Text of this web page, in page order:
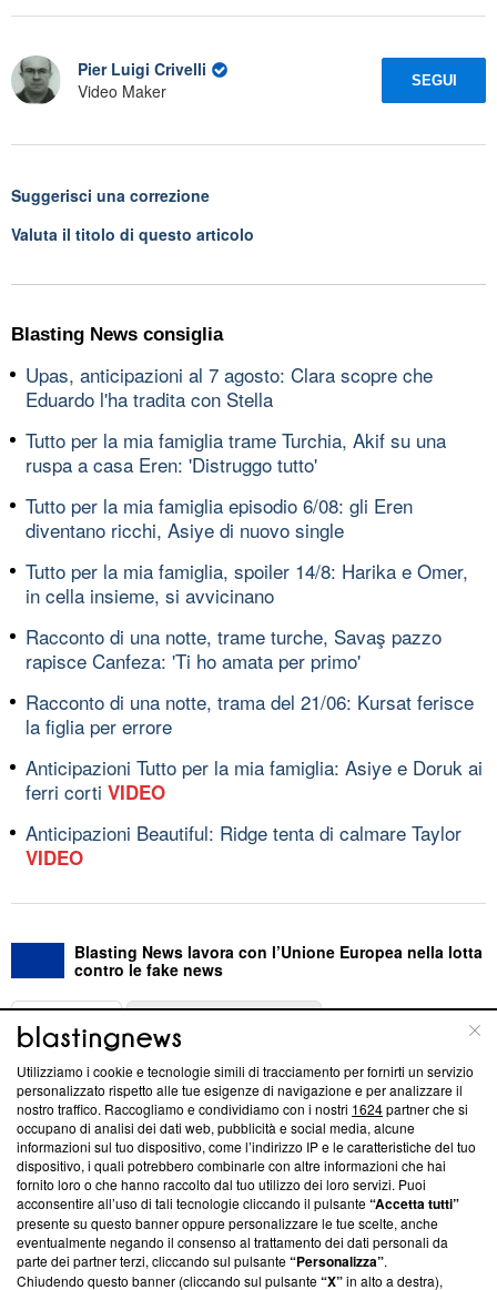
Pier Luigi Crivelli
Video Maker
SEGUI
Suggerisci una correzione
Valuta il titolo di questo articolo
Blasting News consiglia
Upas, anticipazioni al 7 agosto: Clara scopre che
Eduardo l'ha tradita con Stella
Tutto per la mia famiglia trame Turchia, Akif su una
ruspa a casa Eren: 'Distruggo tutto'
Tutto per la mia famiglia episodio 6/08: gli Eren
diventano ricchi, Asiye di nuovo single
Tutto per la mia famiglia, spoiler 14/8: Harika e Omer,
in cella insieme, si avvicinano
Racconto di una notte, trame turche, Savaş pazzo
rapisce Canfeza: 'Ti ho amata per primo'
Racconto di una notte, trama del 21/06: Kursat ferisce
la figlia per errore
Anticipazioni Tutto per la mia famiglia: Asiye e Doruk ai
ferri corti VIDEO
Anticipazioni Beautiful: Ridge tenta di calmare Taylor
VIDEO
Blasting News lavora con l’Unione Europea nella lotta
contro le fake news
ABOUT
Questa sezione offre informazioni trasparenti su Blasting
News, sui nostri processi editoriali e su come ci impegniamo a
creare news di qualità. Inoltre, afferma la nostra aderenza a
‘Trust Project - News with Integrity’Blasting News non è
ancora membro del programma, ma ha richiesto di farne
parte; Trust Project non ha ancora effettuato una verifica di
conformità agli standard.
Su di noi
Utilizziamo i cookie e tecnologie simili di tracciamento per fornirti un servizio
personalizzato rispetto alle tue esigenze di navigazione e per analizzare il
nostro traffico. Raccogliamo e condividiamo con i nostri 1624partner che si
occupano di analisi dei dati web, pubblicità e social media, alcune
informazioni sul tuo dispositivo, come l’indirizzo IP e le caratteristiche del tuo
dispositivo, i quali potrebbero combinarle con altre informazioni che hai
fornito loro o che hanno raccolto dal tuo utilizzo dei loro servizi. Puoi
acconsentire all’uso di tali tecnologie cliccando il pulsante“Accetta tutti”
presente su questo banner oppure personalizzare le tue scelte, anche
eventualmente negando il consenso al trattamento dei dati personali da
parte dei partner terzi, cliccando sul pulsante“Personalizza”.
Chiudendo questo banner (cliccando sul pulsante“X”in alto a destra),